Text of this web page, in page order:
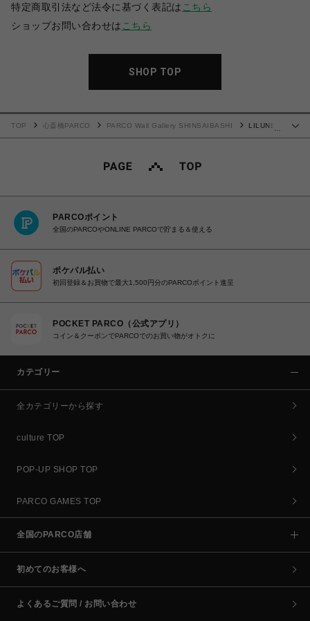
特定商取引法など法令に基づく表記は こちら
ショップお問い合わせは こちら
SHOP TOP
TOP 心斎橋PARCO PARCO Wall Gallery SHINSAIBASHI
LILUNE
PARCOポイント
全国のPARCOやONLINE PARCOで貯まる＆使える
ポケパル払い
初回登録＆お買物で最大1,500円分のPARCOポイント進呈
POCKET PARCO（公式アプリ）
コイン＆クーポンでPARCOでのお買い物がオトクに
カテゴリー
全カテゴリーから探す
culture TOP
POP-UP SHOP TOP
PARCO GAMES TOP
全国のPARCO店舗
初めてのお客様へ
よくあるご質問 / お問い合わせ